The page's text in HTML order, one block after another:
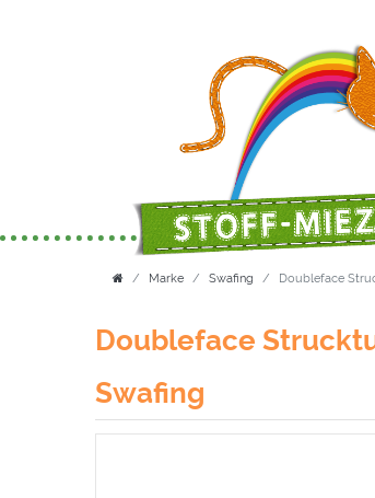
Marke Swafing Doubleface
Doubleface
Swafing